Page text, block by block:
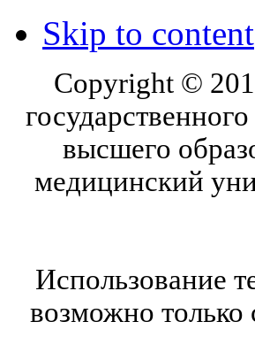
Skip to content
Copyright ©
высшего
медицинский
Использование
возможно